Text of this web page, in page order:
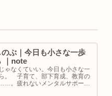
のぶ｜今日も小さな一歩
｜note
ゃなくていい。今日も小さな一
。 子育て、部下育成、教育の
。疲れないメンタルサポート